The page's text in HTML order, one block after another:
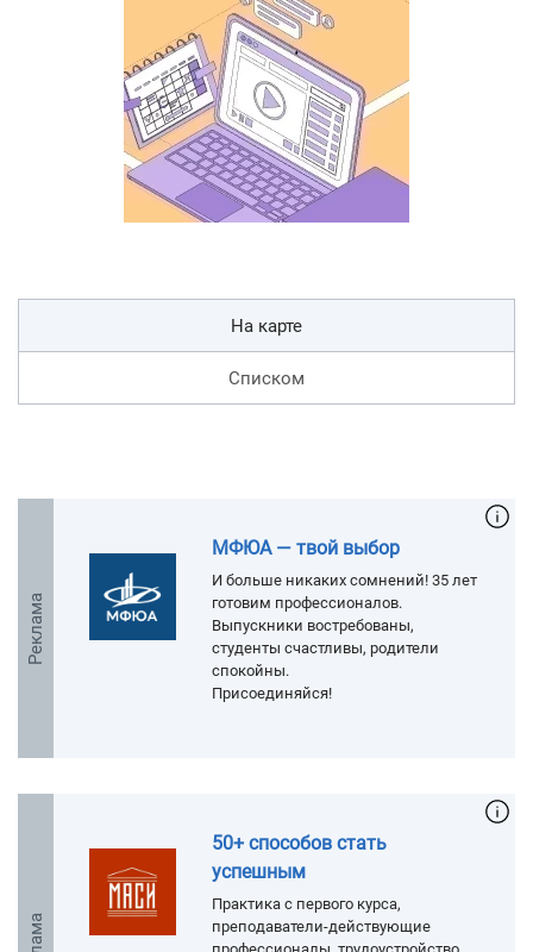
На карте
Списком
Реклама
МФЮА — твой выбор
И больше никаких сомнений! 35 лет
готовим профессионалов.
Выпускники востребованы,
студенты счастливы, родители
спокойны.
Присоединяйся!
50+ способов стать
успешным
Практика с первого курса,
преподаватели-действующие